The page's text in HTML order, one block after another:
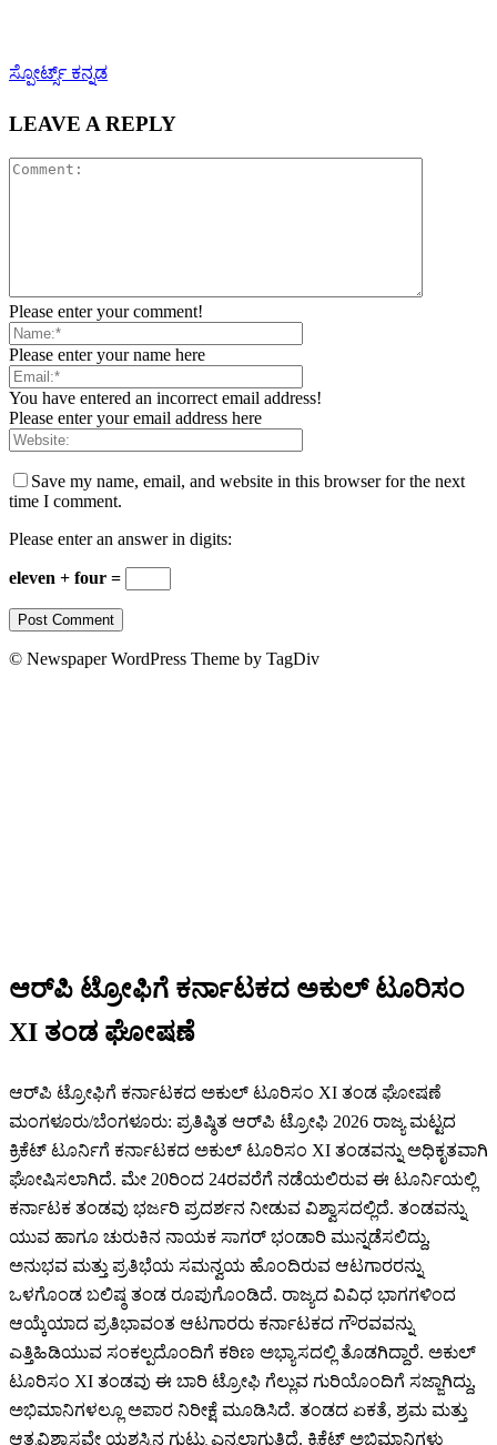
ಸ್ಪೋರ್ಟ್ಸ್ ಕನ್ನಡ
LEAVE A REPLY
Please enter your comment!
Please enter your name here
You have entered an incorrect email address!
Please enter your email address here
Save my name, email, and website in this browser for the next
time I comment.
Please enter an answer in digits:
eleven + four =
© Newspaper WordPress Theme by TagDiv
ಆರ್‌ಪಿ ಟ್ರೋಫಿಗೆ ಕರ್ನಾಟಕದ ಅಕುಲ್ ಟೂರಿಸಂ
XI ತಂಡ ಘೋಷಣೆ
ಆರ್‌ಪಿ ಟ್ರೋಫಿಗೆ ಕರ್ನಾಟಕದ ಅಕುಲ್ ಟೂರಿಸಂ XI ತಂಡ ಘೋಷಣೆ
ಮಂಗಳೂರು/ಬೆಂಗಳೂರು: ಪ್ರತಿಷ್ಠಿತ ಆರ್‌ಪಿ ಟ್ರೋಫಿ 2026 ರಾಜ್ಯ ಮಟ್ಟದ
ಕ್ರಿಕೆಟ್ ಟೂರ್ನಿಗೆ ಕರ್ನಾಟಕದ ಅಕುಲ್ ಟೂರಿಸಂ XI ತಂಡವನ್ನು ಅಧಿಕೃತವಾಗಿ
ಘೋಷಿಸಲಾಗಿದೆ. ಮೇ 20ರಿಂದ 24ರವರೆಗೆ ನಡೆಯಲಿರುವ ಈ ಟೂರ್ನಿಯಲ್ಲಿ
ಕರ್ನಾಟಕ ತಂಡವು ಭರ್ಜರಿ ಪ್ರದರ್ಶನ ನೀಡುವ ವಿಶ್ವಾಸದಲ್ಲಿದೆ. ತಂಡವನ್ನು
ಯುವ ಹಾಗೂ ಚುರುಕಿನ ನಾಯಕ ಸಾಗರ್ ಭಂಡಾರಿ ಮುನ್ನಡೆಸಲಿದ್ದು,
ಅನುಭವ ಮತ್ತು ಪ್ರತಿಭೆಯ ಸಮನ್ವಯ ಹೊಂದಿರುವ ಆಟಗಾರರನ್ನು
ಒಳಗೊಂಡ ಬಲಿಷ್ಠ ತಂಡ ರೂಪುಗೊಂಡಿದೆ. ರಾಜ್ಯದ ವಿವಿಧ ಭಾಗಗಳಿಂದ
ಆಯ್ಕೆಯಾದ ಪ್ರತಿಭಾವಂತ ಆಟಗಾರರು ಕರ್ನಾಟಕದ ಗೌರವವನ್ನು
ಎತ್ತಿಹಿಡಿಯುವ ಸಂಕಲ್ಪದೊಂದಿಗೆ ಕಠಿಣ ಅಭ್ಯಾಸದಲ್ಲಿ ತೊಡಗಿದ್ದಾರೆ. ಅಕುಲ್
ಟೂರಿಸಂ XI ತಂಡವು ಈ ಬಾರಿ ಟ್ರೋಫಿ ಗೆಲ್ಲುವ ಗುರಿಯೊಂದಿಗೆ ಸಜ್ಜಾಗಿದ್ದು,
ಅಭಿಮಾನಿಗಳಲ್ಲೂ ಅಪಾರ ನಿರೀಕ್ಷೆ ಮೂಡಿಸಿದೆ. ತಂಡದ ಏಕತೆ, ಶ್ರಮ ಮತ್ತು
ಆತ್ಮವಿಶ್ವಾಸವೇ ಯಶಸ್ಸಿನ ಗುಟ್ಟು ಎನ್ನಲಾಗುತ್ತಿದೆ. ಕ್ರಿಕೆಟ್ ಅಭಿಮಾನಿಗಳು